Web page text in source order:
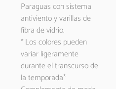
Paraguas con sistema
antiviento y varillas de
fibra de vidrio.
* Los colores pueden
variar ligeramente
durante el transcurso de
la temporada*